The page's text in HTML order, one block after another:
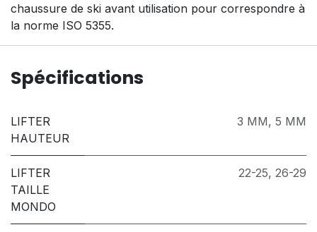
chaussure de ski avant utilisation pour correspondre à
la norme ISO 5355.
Spécifications
LIFTER
HAUTEUR
3 MM, 5 MM
LIFTER
TAILLE
MONDO
22-25, 26-29